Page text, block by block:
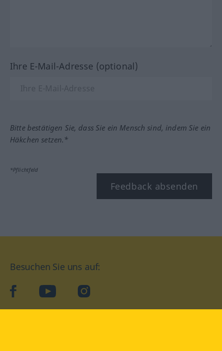
Ihre E-Mail-Adresse (optional)
Bitte bestätigen Sie, dass Sie ein Mensch sind, indem Sie ein
Häkchen setzen.*
*Pflichtfeld
Feedback absenden
Besuchen Sie uns auf:
facebookYouTube Instagram